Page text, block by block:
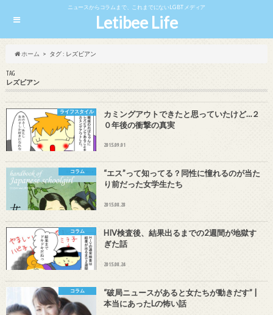
ニュースからコラムまで、これまでにないLGBTメディア
Letibee Life
ホーム タグ : レズビアン
TAG
レズビアン
ライフスタイル
カミングアウトできたと思っていたけど…２
０年後の衝撃の真実
2015.09.01
コラム
“エス”って知ってる？同性に憧れるのが当た
り前だった女学生たち
2015.08.28
コラム
HIV検査後、結果出るまでの2週間が地獄す
ぎた話
2015.08.24
コラム
“破局ニュースがあると女たちが動きだす” |
本当にあったLの怖い話